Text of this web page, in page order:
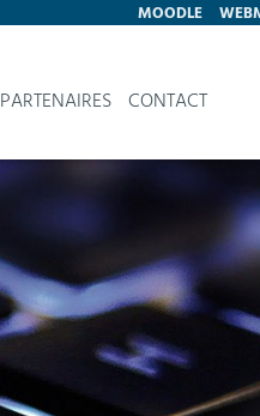
MOODLE
PARTENAIRES CONTACT